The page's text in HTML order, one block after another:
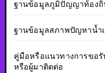
ฐานข้อมูลภูมิปัญญาท้อง
ฐานข้อมูลสภาพปัญหาน้ำ
คู่มือหรือแนวทางการขอ
หรือผู้มาติดต่อ